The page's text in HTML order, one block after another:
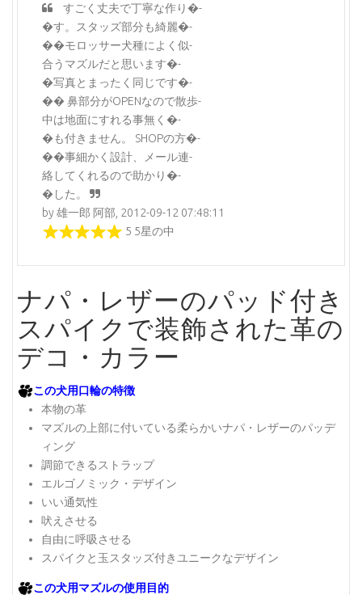
すごく丈夫で丁寧な作り�-
�す。スタッズ部分も綺麗�-
��モロッサー犬種によく似-
合うマズルだと思います�-
�写真とまったく同じです�-
�� 鼻部分がOPENなので散歩-
中は地面にすれる事無く�-
�も付きません。 SHOPの方�-
��事細かく設計、メール連-
絡してくれるので助かり�-
�した。
by 雄一郎 阿部, 2012-09-12 07:48:11
5 5星の中
ナパ・レザーのパッド付き
スパイクで装飾された革の
デコ・カラー
この犬用口輪の特徴
本物の革
マズルの上部に付いている柔らかいナパ・レザーのパッデ
ィング
調節できるストラップ
エルゴノミック・デザイン
いい通気性
吠えさせる
自由に呼吸させる
スパイクと玉スタッズ付きユニークなデザイン
この犬用マズルの使用目的